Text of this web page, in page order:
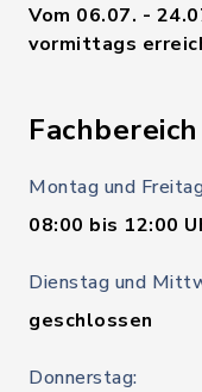
Vom 06.07. -
vormittags
Montag und
08:00 bis 12:00
Dienstag und
geschlossen
Donnerstag: